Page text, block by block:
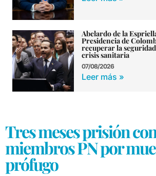
Abelardo de la
Presidencia de
recuperar la
crisis sanitaria
07/08/2026
Leer más »
Tres meses prisión
miembros PN por
prófugo